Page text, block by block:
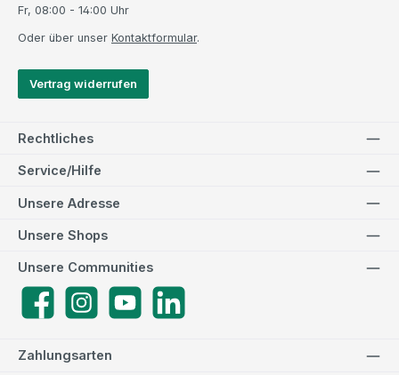
Fr, 08:00 - 14:00 Uhr
Oder über unser Kontaktformular.
Vertrag widerrufen
Rechtliches
Service/Hilfe
Zahlungsarten
Unsere Adresse
Unsere Communities
FacebookInstagramYouTube
Unsere Shops